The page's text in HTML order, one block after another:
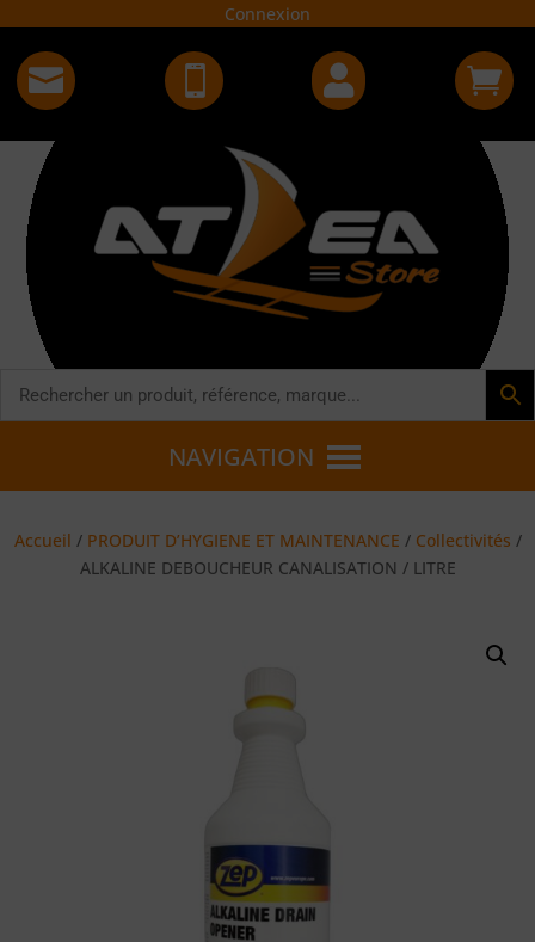
Connexion
   
NAVIGATION
Accueil / PRODUIT D’HYGIENE ET MAINTENANCE / Collectivités /
ALKALINE DEBOUCHEUR CANALISATION / LITRE